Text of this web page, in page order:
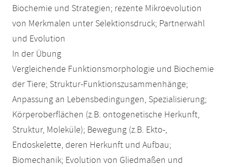
Biochemie und Strategien; rezente Mikroevolution
von Merkmalen unter Selektionsdruck; Partnerwahl
und Evolution
In der Übung
Vergleichende Funktionsmorphologie und Biochemie
der Tiere; Struktur-Funktionszusammenhänge;
Anpassung an Lebensbedingungen, Spezialisierung;
Körperoberflächen (z.B. ontogenetische Herkunft,
Struktur, Moleküle); Bewegung (z.B. Ekto-,
Endoskelette, deren Herkunft und Aufbau;
Biomechanik; Evolution von Gliedmaßen und